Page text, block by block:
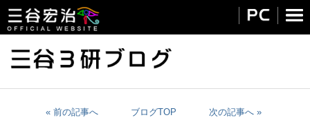
« 前の記事へ ブログTOP 次の記事へ »